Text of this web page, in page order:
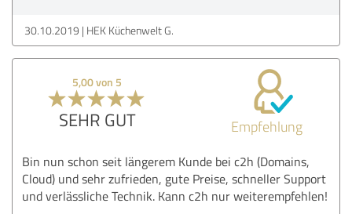
30.10.2019 HEK Küchenwelt G.
5,00 von 5
SEHR GUT Empfehlung
Bin nun schon seit längerem Kunde bei c2h (Domains,
Cloud) und sehr zufrieden, gute Preise, schneller Support
und verlässliche Technik. Kann c2h nur weiterempfehlen!